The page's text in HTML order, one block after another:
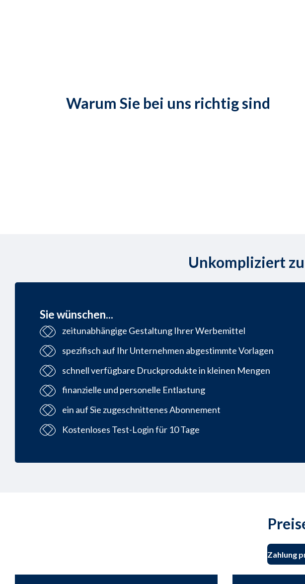
Warum Sie bei uns richtig sind
Unkompliziert
Sie wünschen...
zeitunabhängige Gestaltung Ihrer Werbemittel
spezifisch auf Ihr Unternehmen abgestimmte Vorlagen
schnell verfügbare Druckprodukte in kleinen Mengen
finanzielle und personelle Entlastung
ein auf Sie zugeschnittenes Abonnement
Kostenloses Test-Login für 10 Tage
Zahlung